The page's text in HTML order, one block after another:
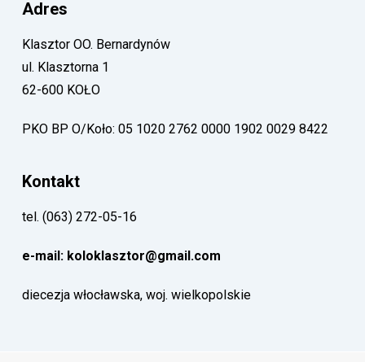
Adres
Klasztor OO. Bernardynów
ul. Klasztorna 1
62-600 KOŁO
PKO BP O/Koło: 05 1020 2762 0000 1902 0029 8422
Kontakt
tel. (063) 272-05-16
e-mail: koloklasztor@gmail.com
diecezja włocławska, woj. wielkopolskie